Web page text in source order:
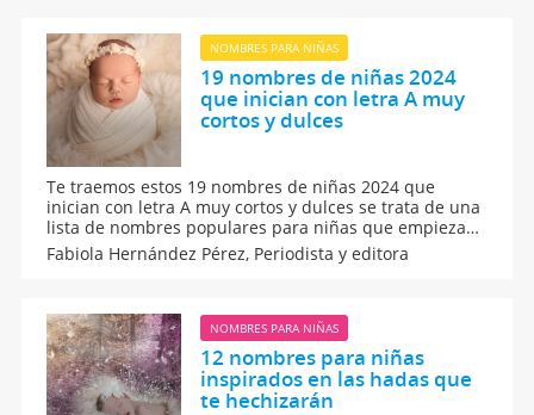
NOMBRES PARA NIÑAS
19 nombres de niñas 2024
que inician con letra A muy
cortos y dulces
Te traemos estos 19 nombres de niñas 2024 que
inician con letra A muy cortos y dulces se trata de una
lista de nombres populares para niñas que empiezan
por la primera letra del alfabeto. Busca entre estos
nombres para niñas más frecuentes que son muy
bebé.
Fabiola Hernández Pérez, Periodista y editora
NOMBRES PARA NIÑAS
12 nombres para niñas
inspirados en las hadas que
te hechizarán